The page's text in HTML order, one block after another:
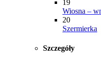
19
Wiosna –
20
Szermierka
Szczegóły